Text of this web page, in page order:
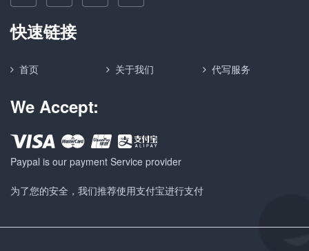
快速链接
首页 关于我们 代写服务
We Accept:
Paypal is our payment Service provider
为了您的安全，我们推荐使用支付宝进行支付